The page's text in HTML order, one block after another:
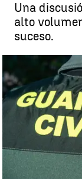
Una
alto
suceso.